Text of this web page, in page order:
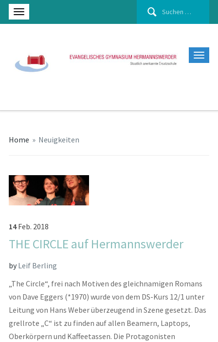
Suchen
Home » Neuigkeiten
14 Feb. 2018
THE CIRCLE auf Hermannswerder
byLeif Berling
„The Circle“, frei nach Motiven des gleichnamigen Romans
von Dave Eggers (*1970) wurde von dem DS-Kurs 12/1 unter
Leitung von Hans Weber überzeugend in Szene gesetzt. Das
grellrote „C“ ist zu finden auf allen Beamern, Laptops,
Oberkörpern und Kaffeetassen. Die Protagonisten